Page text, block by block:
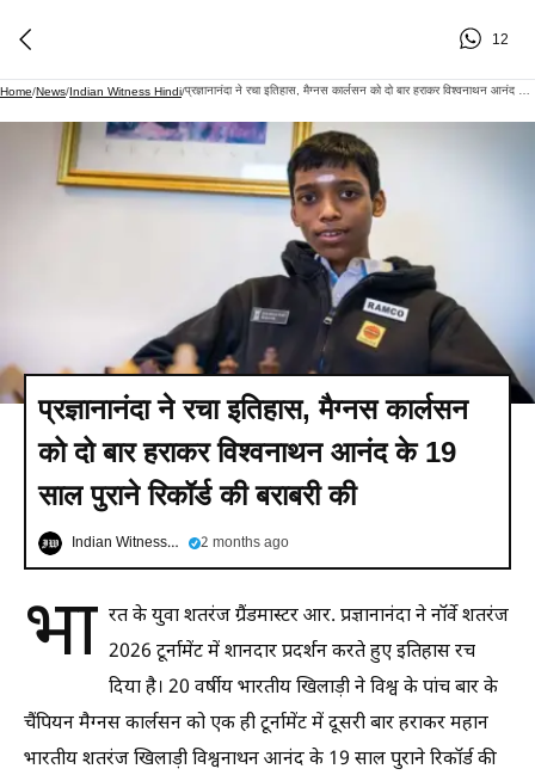
12
Home/News/Indian Witness Hindi/
प्रज्ञानानंदा ने रचा इतिहास, मैग्नस कार्लसन
को दो बार हराकर विश्वनाथन आनंद के 19
साल पुराने रिकॉर्ड की बराबरी की
Indian Witness Hindi 2 months ago
भा रत के युवा शतरंज ग्रैंडमास्टर आर. प्रज्ञानानंदा ने नॉर्वे शतरंज
2026 टूर्नामेंट में शानदार प्रदर्शन करते हुए इतिहास रच
दिया है। 20 वर्षीय भारतीय खिलाड़ी ने विश्व के पांच बार के
चैंपियन मैग्नस कार्लसन को एक ही टूर्नामेंट में दूसरी बार हराकर महान
भारतीय शतरंज खिलाड़ी विश्वनाथन आनंद के 19 साल पुराने रिकॉर्ड की